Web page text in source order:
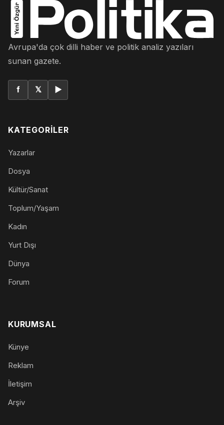
Avrupa'da çok dilli haber ve politik analiz yazıları
sunan gazete.
f 𝕏 ▶
KATEGORILER
Yazarlar
Dosya
Kültür/Sanat
Toplum/Yaşam
Kadın
Yurt Dışı
Dünya
Forum
KURUMSAL
Künye
Reklam
İletişim
Arşiv